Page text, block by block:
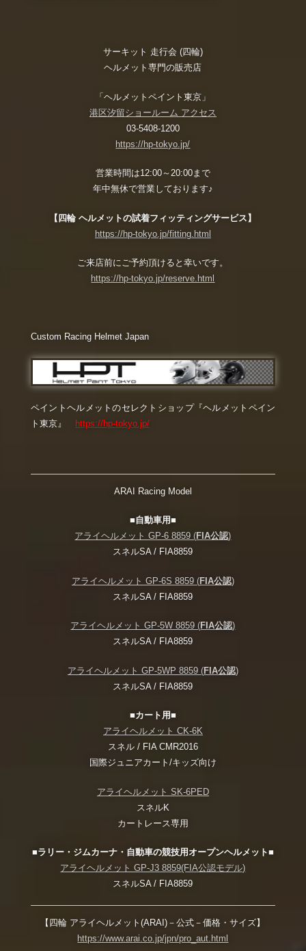
サーキット 走行会 (四輪)
ヘルメット専門の販売店
「ヘルメットペイント東京」
港区汐留ショールーム アクセス
03-5408-1200
https://hp-tokyo.jp/
営業時間は12:00～20:00まで
年中無休で営業しております♪
【四輪 ヘルメットの試着フィッティングサービス】
https://hp-tokyo.jp/fitting.html
ご来店前にご予約頂けると幸いです。
https://hp-tokyo.jp/reserve.html
Custom Racing Helmet Japan
ペイントヘルメットのセレクトショップ『ヘルメットペイン
ト東京』 https://hp-tokyo.jp/
ARAI Racing Model
■自動車用■
アライヘルメット GP-6 8859 (FIA公認)
スネルSA / FIA8859
アライヘルメット GP-6S 8859 (FIA公認)
スネルSA / FIA8859
アライヘルメット GP-5W 8859 (FIA公認)
スネルSA / FIA8859
アライヘルメット GP-5WP 8859 (FIA公認)
スネルSA / FIA8859
■カート用■
アライヘルメット CK-6K
スネル / FIA CMR2016
国際ジュニアカート/キッズ向け
アライヘルメット SK-6PED
スネルK
カートレース専用
■ラリー・ジムカーナ・自動車の競技用オープンヘルメット■
アライヘルメット GP-J3 8859(FIA公認モデル)
スネルSA / FIA8859
【四輪 アライヘルメット(ARAI)－公式－価格・サイズ】
https://www.arai.co.jp/jpn/pro_aut.html